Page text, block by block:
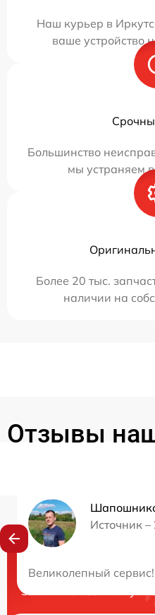
Наш курьер в
ваше устройство
Большинство
мы устраняем
Более 20 тыс.
наличии на
Отзывы
Источник –
Великолепный
Нужна
Закажите бесплатную